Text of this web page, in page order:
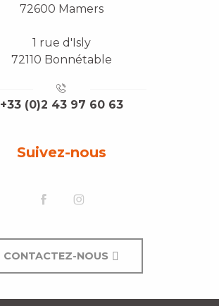
72600 Mamers
1 rue d'Isly
72110 Bonnétable
+33 (0)2 43 97 60 63
Suivez-nous
CONTACTEZ-NOUS